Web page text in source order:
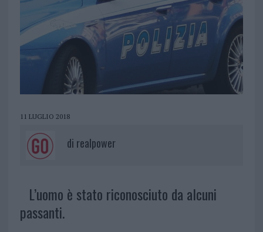
11 LUGLIO 2018
di realpower
L’uomo è stato riconosciuto da alcuni
passanti.